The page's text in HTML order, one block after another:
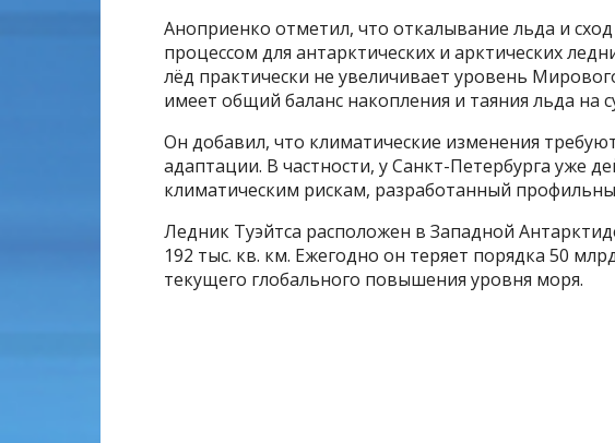
Аноприенко отметил, что откалывание льда и
процессом для антарктических и арктических
лёд практически не увеличивает уровень
имеет общий баланс накопления и таяния льда на
Он добавил, что климатические изменения
адаптации. В частности, у Санкт-Петербурга уже
климатическим рискам, разработанный
Ледник Туэйтса расположен в Западной
192 тыс. кв. км. Ежегодно он теряет порядка 50
текущего глобального повышения уровня моря.